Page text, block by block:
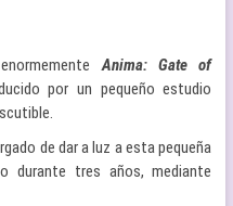
Anima: Gate of
por un pequeño estudio
de dar a luz a esta pequeña
durante tres años, mediante